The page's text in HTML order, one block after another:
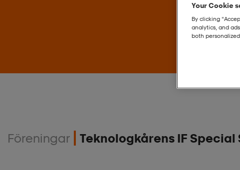
Föreningar Teknologkårens IF
Your Cookie
By clicking
analytics, and
both